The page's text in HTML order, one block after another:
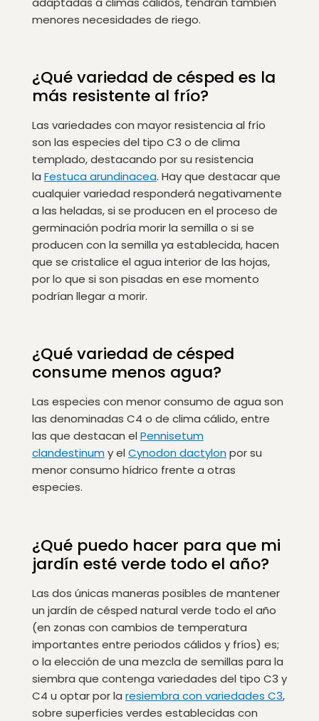
menores necesidades de riego.
¿Qué variedad de césped es la
más resistente al frío?
Las variedades con mayor resistencia al frío
son las especies del tipo C3 o de clima
templado, destacando por su resistencia
la Festuca arundinacea. Hay que destacar que
cualquier variedad responderá negativamente
a las heladas, si se producen en el proceso de
germinación podría morir la semilla o si se
producen con la semilla ya establecida, hacen
que se cristalice el agua interior de las hojas,
por lo que si son pisadas en ese momento
podrían llegar a morir.
¿Qué variedad de césped
consume menos agua?
Las especies con menor consumo de agua son
las denominadas C4 o de clima cálido, entre
las que destacan el Pennisetum
clandestinum y el Cynodon dactylon por su
menor consumo hídrico frente a otras
especies.
¿Qué puedo hacer para que mi
jardín esté verde todo el año?
Las dos únicas maneras posibles de mantener
un jardín de césped natural verde todo el año
(en zonas con cambios de temperatura
importantes entre periodos cálidos y fríos) es;
o la elección de una mezcla de semillas para la
siembra que contenga variedades del tipo C3 y
C4 u optar por la resiembra con variedades C3,
sobre superficies verdes establecidas con